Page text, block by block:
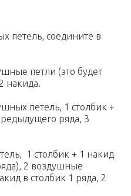
петель, соедините в
петли (это будет
накида.
петель, 1 столбик +
ряда, 3
1 столбик + 1 накид
2 воздушные
в столбик 1 ряда, 2